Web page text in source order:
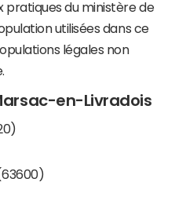
du ministère de
utilisées dans ce
légales non
en-Livradois